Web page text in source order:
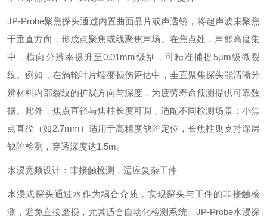
JP-Probe聚焦探头通过内置曲面晶片或声透镜，将超声波束聚焦
于垂直方向，形成点聚焦或线聚焦声场。在焦点处，声能高度集
中，横向分辨率提升至0.01mm级别，可精准捕捉5μm级微裂
纹。例如，在涡轮叶片蠕变损伤评估中，垂直聚焦探头能清晰分
辨材料内部裂纹的扩展方向与深度，为疲劳寿命预测提供可靠数
据。此外，焦点直径与焦柱长度可调，适配不同检测场景：小焦
点直径（如2.7mm）适用于高精度缺陷定位，长焦柱则支持深层
缺陷检测，穿透深度达1.5m。
水浸宽频设计：非接触检测，适应复杂工件‌
水浸式探头通过水作为耦合介质，实现探头与工件的非接触检
测，避免直接磨损，尤其适合自动化检测系统。JP-Probe水浸探